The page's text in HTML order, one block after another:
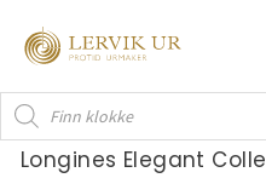
rett
innholdet
Products
search
Longines Elegant